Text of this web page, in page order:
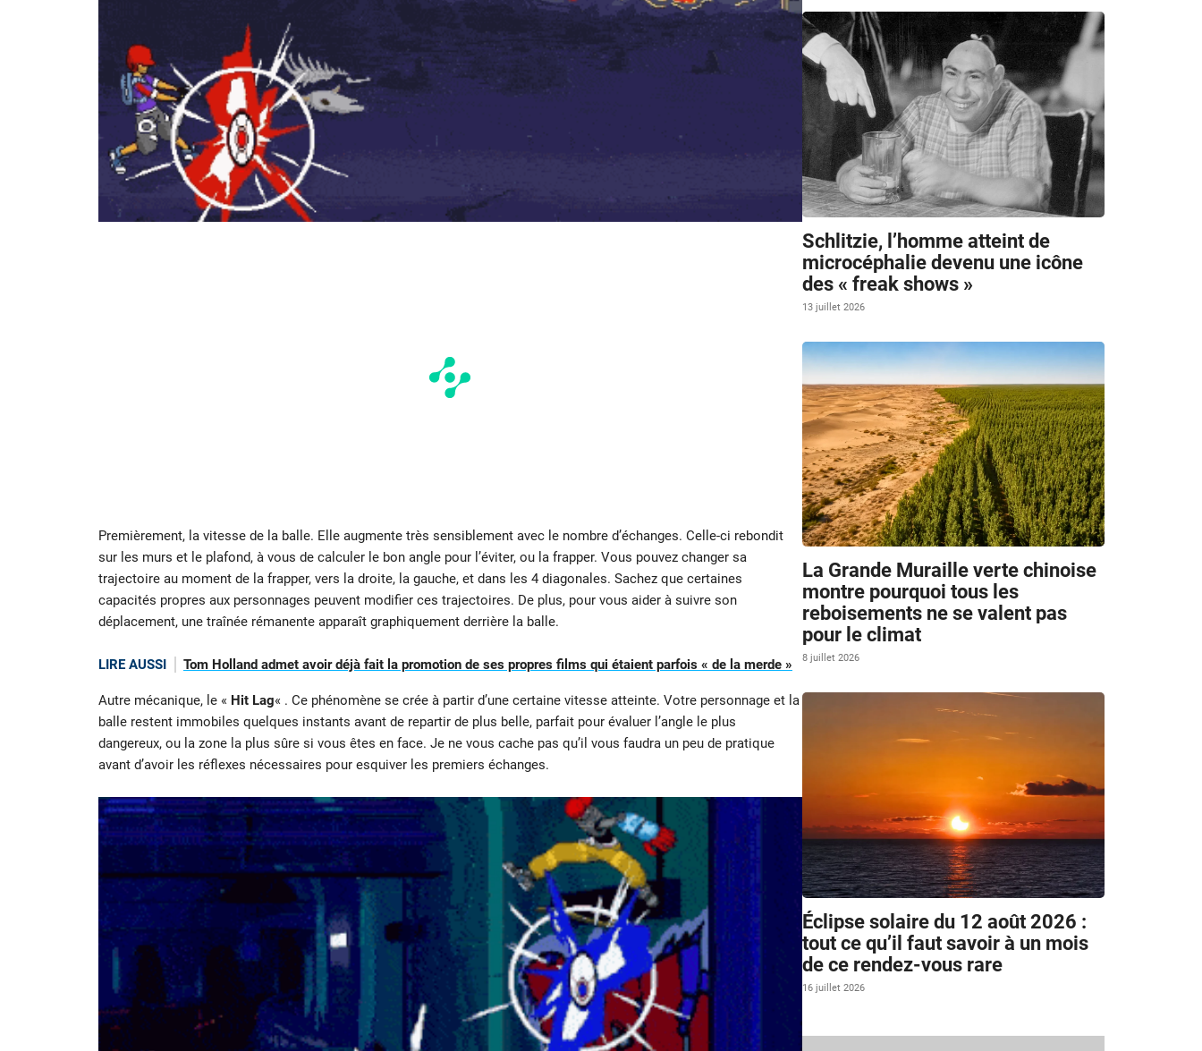
Premièrement, la vitesse de la balle. Elle augmente très sensiblement avec le nombre d’échanges. Celle-ci rebondit
sur les murs et le plafond, à vous de calculer le bon angle pour l’éviter, ou la frapper. Vous pouvez changer sa
trajectoire au moment de la frapper, vers la droite, la gauche, et dans les 4 diagonales. Sachez que certaines
capacités propres aux personnages peuvent modifier ces trajectoires. De plus, pour vous aider à suivre son
déplacement, une traînée rémanente apparaît graphiquement derrière la balle.
LIRE AUSSI Tom Holland admet avoir déjà fait la promotion de ses propres films qui étaient parfois « de la merde »
Autre mécanique, le « Hit Lag« . Ce phénomène se crée à partir d’une certaine vitesse atteinte. Votre personnage et la
balle restent immobiles quelques instants avant de repartir de plus belle, parfait pour évaluer l’angle le plus
dangereux, ou la zone la plus sûre si vous êtes en face. Je ne vous cache pas qu’il vous faudra un peu de pratique
avant d’avoir les réflexes nécessaires pour esquiver les premiers échanges.
Schlitzie, l’homme atteint de
microcéphalie devenu une icône
des « freak shows »
13 juillet 2026
La Grande Muraille verte chinoise
montre pourquoi tous les
reboisements ne se valent pas
pour le climat
8 juillet 2026
Éclipse solaire du 12 août 2026 :
tout ce qu’il faut savoir à un mois
de ce rendez-vous rare
16 juillet 2026